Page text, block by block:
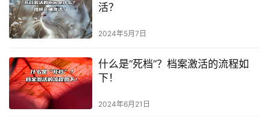
活？
2024年5月7日
什么是“死档”？档案激活的流程如
下！
2024年6月21日